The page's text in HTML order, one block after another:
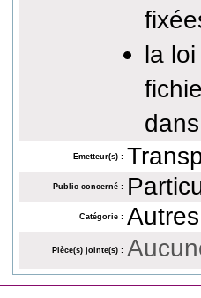
la
Emetteur(s) :
Public concerné :
Catégorie :
Pièce(s) jointe(s) :